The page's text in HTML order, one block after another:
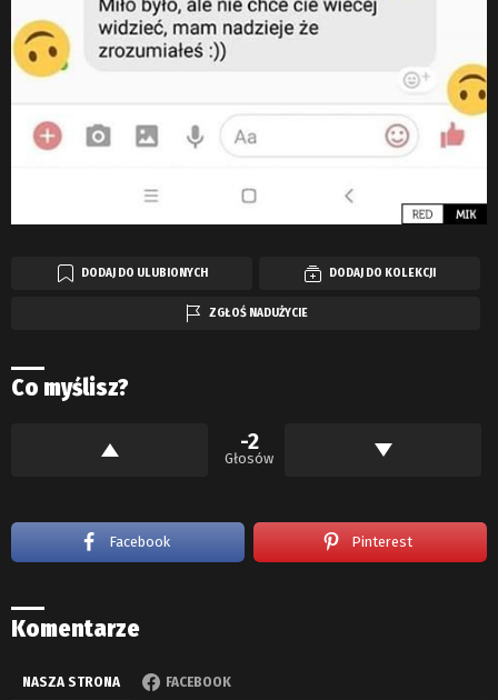
DODAJ DO ULUBIONYCH DODAJ DO KOLEKCJI
ZGŁOŚ NADUŻYCIE
Co myślisz?
-2
Głosów
Facebook Pinterest
Komentarze
NASZA STRONA FACEBOOK